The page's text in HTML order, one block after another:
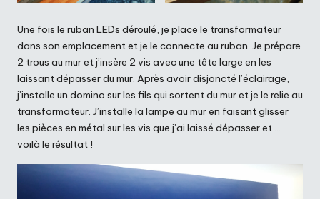
Une fois le ruban LEDs déroulé, je place le transformateur
dans son emplacement et je le connecte au ruban. Je prépare
2 trous au mur et j’insère 2 vis avec une tête large en les
laissant dépasser du mur. Après avoir disjoncté l’éclairage,
j’installe un domino sur les fils qui sortent du mur et je le relie au
transformateur. J’installe la lampe au mur en faisant glisser
les pièces en métal sur les vis que j’ai laissé dépasser et …
voilà le résultat !